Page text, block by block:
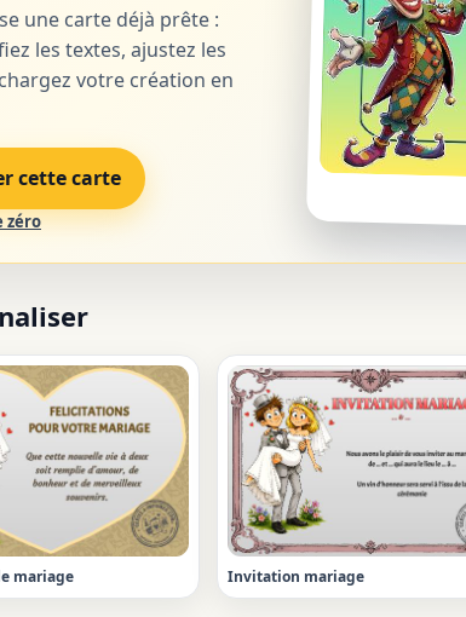
une carte déjà prête :
les textes, ajustez les
votre création en
cette carte
zéro
mariage Invitation mariage